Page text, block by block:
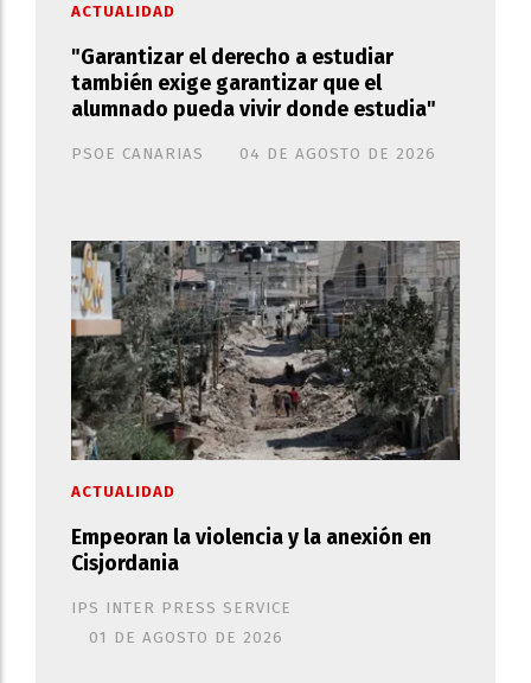
"Garantizar el derecho a estudiar
también exige garantizar que el
alumnado pueda vivir donde estudia"
PSOE CANARIAS
ACTUALIDAD
04 DE AGOSTO DE 2026
Empeoran la violencia y la anexión en
Cisjordania
IPS INTER PRESS SERVICE
ACTUALIDAD
01 DE AGOSTO DE 2026